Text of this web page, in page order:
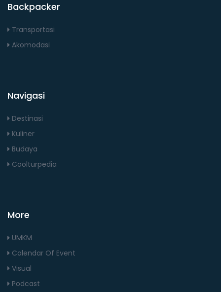
Backpacker
Transportasi
Akomodasi
Navigasi
Destinasi
Kuliner
Budaya
Coolturpedia
More
UMKM
Calendar Of Event
Visual
Podcast